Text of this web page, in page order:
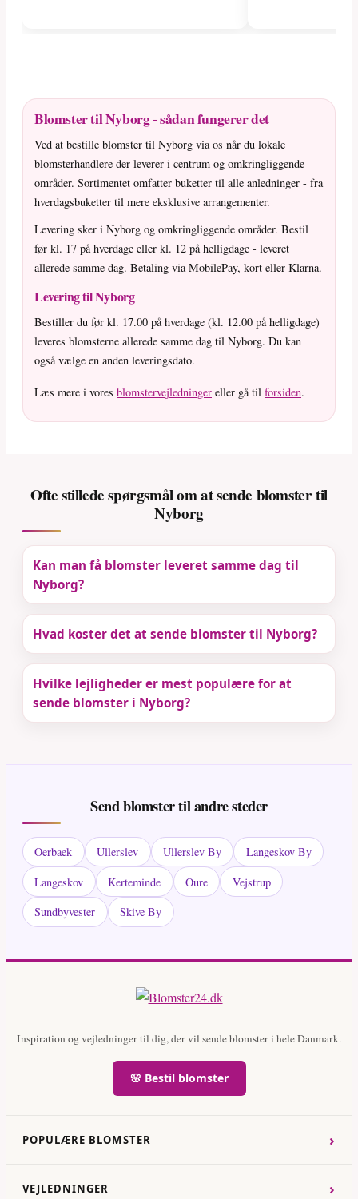
Blomster til Nyborg - sådan fungerer det
Ved at bestille blomster til Nyborg via os når du lokale
blomsterhandlere der leverer i centrum og omkringliggende
områder. Sortimentet omfatter buketter til alle anledninger - fra
hverdagsbuketter til mere eksklusive arrangementer.
Levering sker i Nyborg og omkringliggende områder. Bestil
før kl. 17 på hverdage eller kl. 12 på helligdage - leveret
allerede samme dag. Betaling via MobilePay, kort eller Klarna.
Levering til Nyborg
Bestiller du før kl. 17.00 på hverdage (kl. 12.00 på helligdage)
leveres blomsterne allerede samme dag til Nyborg. Du kan
også vælge en anden leveringsdato.
Læs mere i vores blomstervejledninger eller gå til forsiden.
Ofte stillede spørgsmål om at sende blomster til
Nyborg
Kan man få blomster leveret samme dag til
Nyborg?
Hvad koster det at sende blomster til Nyborg?
Hvilke lejligheder er mest populære for at
sende blomster i Nyborg?
Send blomster til andre steder
Oerbaek Ullerslev Ullerslev By
Langeskov By
Langeskov
Kerteminde Oure
Vejstrup
Sundbyvester
Skive By
Inspiration og vejledninger til dig, der vil sende blomster i hele Danmark.
🌸 Bestil blomster
POPULÆRE BLOMSTER ›
VEJLEDNINGER ›